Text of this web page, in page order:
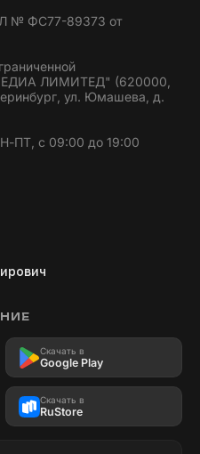
№ ФС77-89373 от
ЛИМИТЕД" (620000,
ул. Юмашева, д.
ПТ, с 09:00 до 19:00
Скачать в
Google Play
Скачать в
RuStore